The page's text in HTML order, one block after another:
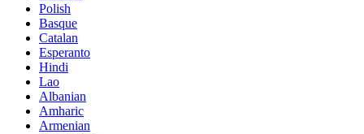
Polish
Basque
Catalan
Esperanto
Hindi
Lao
Albanian
Amharic
Armenian